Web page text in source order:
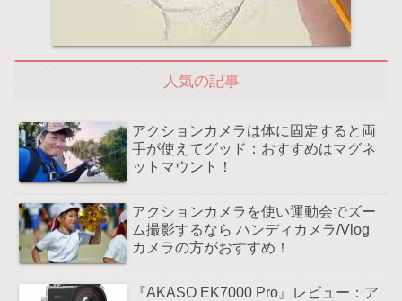
人気の記事
アクションカメラは体に固定すると両
手が使えてグッド：おすすめはマグネ
ットマウント！
アクションカメラを使い運動会でズー
ム撮影するなら ハンディカメラ/Vlog
カメラの方がおすすめ！
『AKASO EK7000 Pro』レビュー：ア